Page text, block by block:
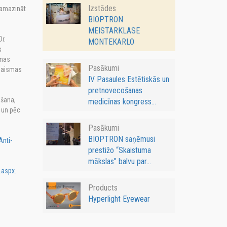
pēc
Izstādes
BIOPTRON
MEISTARKLASE
MONTEKARLO
Pasākumi
IV Pasaules Estētiskās un
pretnovecošanas
medicīnas kongress...
Pasākumi
BIOPTRON saņēmusi
prestižo “Skaistuma
mākslas” balvu par...
Products
Hyperlight Eyewear